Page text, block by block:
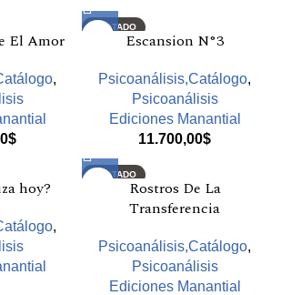
El Amor
,
$
AGOTADO
Escansion N°3
Psicoanálisis,Catálogo,
Psicoanálisis
Ediciones Manantial
11.700,00$
hoy?
,
AGOTADO
Rostros De La
Transferencia
Psicoanálisis,Catálogo,
Psicoanálisis
Ediciones Manantial